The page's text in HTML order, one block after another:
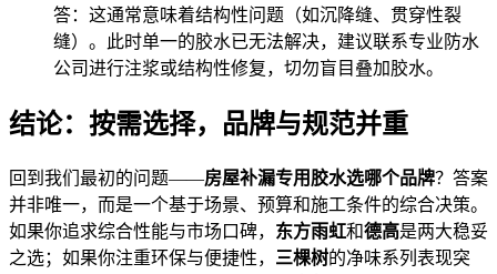
答：这通常意味着结构性问题（如沉降缝、贯穿性裂
缝）。此时单一的胶水已无法解决，建议联系专业防水
公司进行注浆或结构性修复，切勿盲目叠加胶水。
结论：按需选择，品牌与规范并重
回到我们最初的问题——房屋补漏专用胶水选哪个品牌？答案
并非唯一，而是一个基于场景、预算和施工条件的综合决策。
如果你追求综合性能与市场口碑， 东方雨虹和德高是两大稳妥
之选；如果你注重环保与便捷性， 三棵树的净味系列表现突